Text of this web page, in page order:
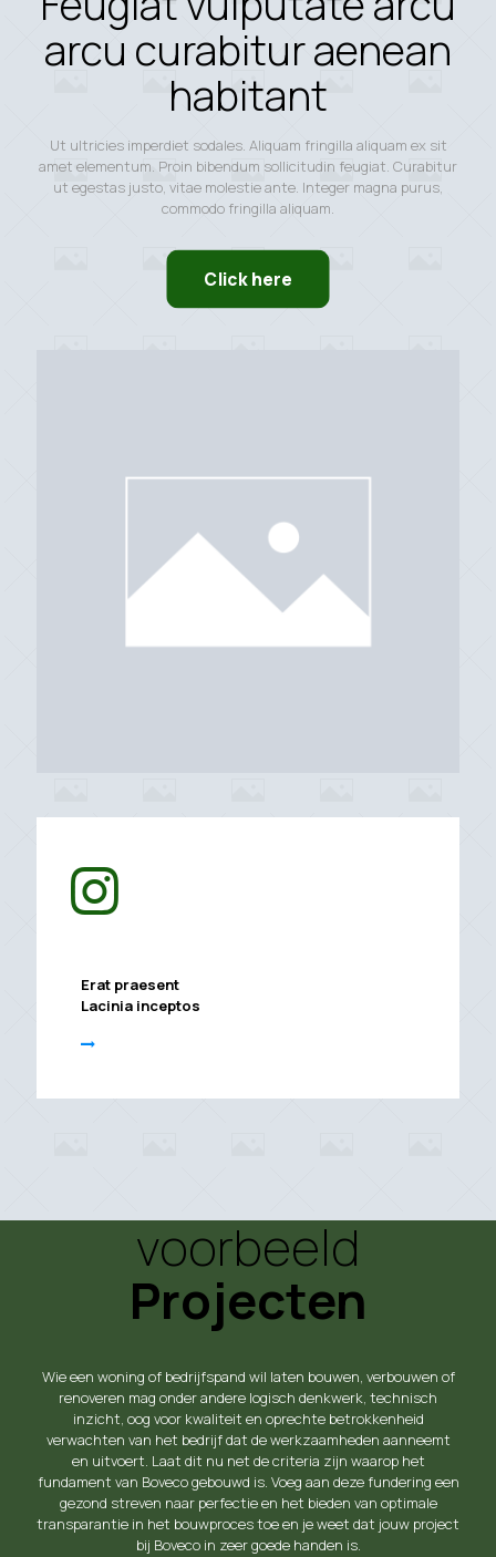
arcu curabitur aenean
habitant
Ut ultricies imperdiet sodales. Aliquam fringilla aliquam ex sit
amet elementum. Proin bibendum sollicitudin feugiat. Curabitur
ut egestas justo, vitae molestie ante. Integer magna purus,
commodo fringilla aliquam.
Click here
Erat praesent
Lacinia inceptos
voorbeeld
Projecten
Wie een woning of bedrijfspand wil laten bouwen, verbouwen of
renoveren mag onder andere logisch denkwerk, technisch
inzicht, oog voor kwaliteit en oprechte betrokkenheid
verwachten van het bedrijf dat de werkzaamheden aanneemt
en uitvoert. Laat dit nu net de criteria zijn waarop het
fundament van Boveco gebouwd is. Voeg aan deze fundering een
gezond streven naar perfectie en het bieden van optimale
transparantie in het bouwproces toe en je weet dat jouw project
bij Boveco in zeer goede handen is.